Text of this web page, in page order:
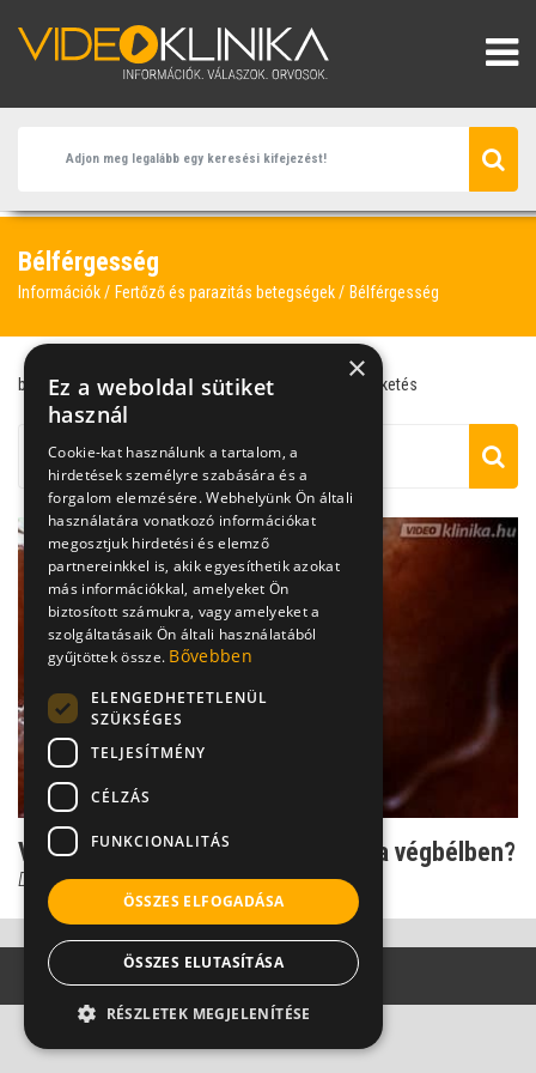
Bélférgesség
Információk Fertőző és parazitás betegségek Bélférgesség
bélférgesség HPV paraziták proktológus viszketés
Viszketés: rejtőzködő féregpeték a végbélben?
Dr. Csatár Éva
×
Ez a weboldal sütiket
használ
Cookie-kat használunk a tartalom, a
hirdetések személyre szabására és a
forgalom elemzésére. Webhelyünk Ön általi
használatára vonatkozó információkat
megosztjuk hirdetési és elemző
partnereinkkel is, akik egyesíthetik azokat
más információkkal, amelyeket Ön
biztosított számukra, vagy amelyeket a
szolgáltatásaik Ön általi használatából
gyűjtöttek össze. Bővebben
ELENGEDHETETLENÜL
SZÜKSÉGES
TELJESÍTMÉNY
CÉLZÁS
FUNKCIONALITÁS
ÖSSZES ELFOGADÁSA
ÖSSZES ELUTASÍTÁSA
RÉSZLETEK MEGJELENÍTÉSE